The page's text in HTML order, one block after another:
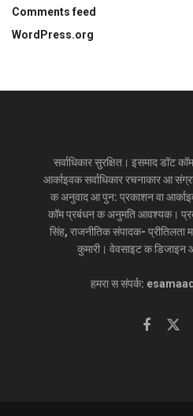
Comments feed
WordPress.org
सर्वाधिकार सुरक्षित। इसमाद डॉट
आर्काइवक सर्वाधिकार रचनाकार आ
क अनुवाद आ पुन: प्रकाशन वा
कॉम प्रबंधन क अनुमति आवश्यक।
सिंह, राजनीतिक संपादक- प्रीतिलता
कुमारी। वेवसाइट क
हमरा स संपर्क: